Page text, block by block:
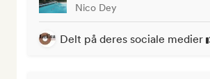
Nico Dey
Delt på deres sociale medier